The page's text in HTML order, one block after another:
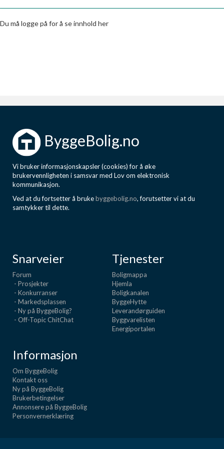
Boligmappa+
Få mer ut av Boligmappa
Du må logge på for å se innhold her
ByggeBolig.no
Vi bruker informasjonskapsler (cookies) for å øke
brukervennligheten i samsvar med Lov om elektronisk
kommunikasjon.
Ved at du fortsetter å brukebyggebolig.no, forutsetter vi at du
samtykker til dette.
Snarveier
Forum
- Prosjekter
- Konkurranser
- Markedsplassen
- Ny på ByggeBolig?
- Off-Topic ChitChat
Tjenester
Boligmappa
Hjemla
Boligkanalen
ByggeHytte
Leverandørguiden
Byggvarelisten
Energiportalen
Informasjon
Om ByggeBolig
Kontakt oss
Ny på ByggeBolig
Brukerbetingelser
Annonsere på ByggeBolig
Personvernerklæring